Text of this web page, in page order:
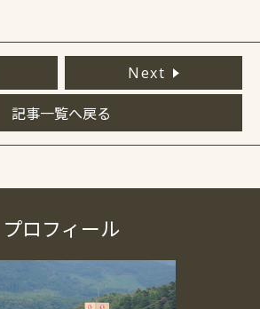
Next
記事一覧へ戻る
プロフィール